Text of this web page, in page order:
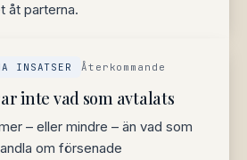
åt parterna.
INSATSER Återkommande
inte vad som avtalats
– eller mindre – än vad som
om försenade